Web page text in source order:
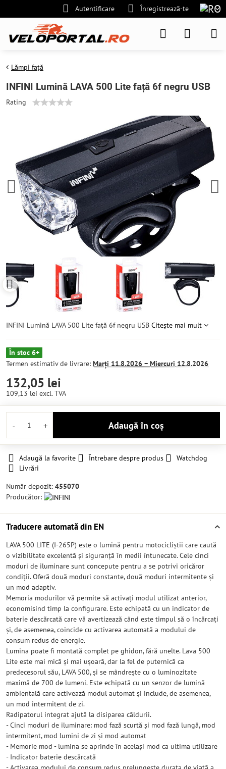
Autentificare Înregistrează-te
Lămpi față
INFINI Lumină LAVA 500 Lite față 6f negru USB
Rating
INFINI Lumină LAVA 500 Lite față 6f negru USB Citește mai mult
În stoc 6+
Termen estimativ de livrare: Marți 11.8.2026 − Miercuri 12.8.2026
132,05 lei
109,13 lei excl. TVA
Adaugă în coș
Adaugă la favorite Întrebare despre produs
Watchdog
Livrări
Număr depozit: 455070
Producător:
Traducere automată din EN
LAVA 500 LITE (I-265P) este o lumină pentru motocicliștii care caută
o vizibilitate excelentă și siguranță în medii întunecate. Cele cinci
moduri de iluminare sunt concepute pentru a se potrivi oricăror
condiții. Oferă două moduri constante, două moduri intermitente și
un mod adaptiv.
Memoria modurilor vă permite să activați modul utilizat anterior,
economisind timp la configurare. Este echipată cu un indicator de
baterie descărcată care vă avertizează când este timpul să o încărcați
și, de asemenea, coincide cu activarea automată a modului de
consum redus de energie.
Lumina poate fi montată complet pe ghidon, fără unelte. Lava 500
Lite este mai mică și mai ușoară, dar la fel de puternică ca
predecesorul său, LAVA 500, și se mândrește cu o luminozitate
maximă de 700 de lumeni. Este echipată cu un senzor de lumină
ambientală care activează modul automat și include, de asemenea,
un mod intermitent de zi.
Radipatorul integrat ajută la disiparea căldurii.
- Cinci moduri de iluminare: mod fază scurtă și mod fază lungă, mod
intermitent, mod lumini de zi și mod automat
- Memorie mod - lumina se aprinde în același mod ca ultima utilizare
- Indicator baterie descărcată